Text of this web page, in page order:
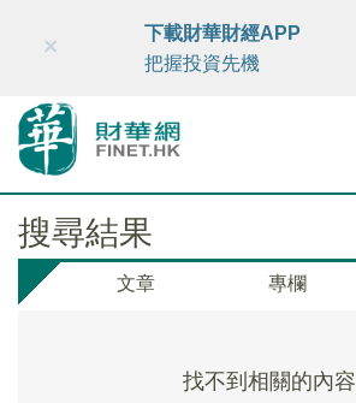
財華智庫網 FINTV FINMETA
×
下載財華財經APP
把握投資先機
搜尋結果
文章 專欄
找不到相關的內容